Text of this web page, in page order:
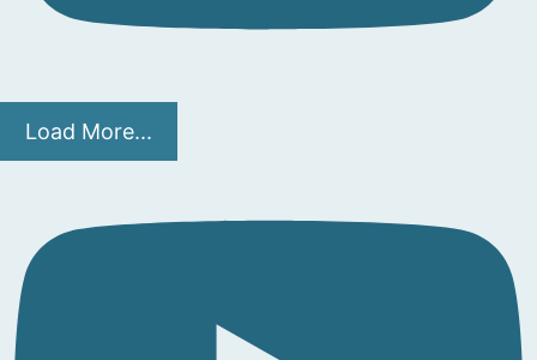
Load More...